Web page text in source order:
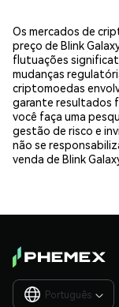
Os mercados de
preço de Blink
flutuações
mudanças
criptomoedas
garante resultados
você faça uma
gestão de risco e
não se
venda de Blink
Português 